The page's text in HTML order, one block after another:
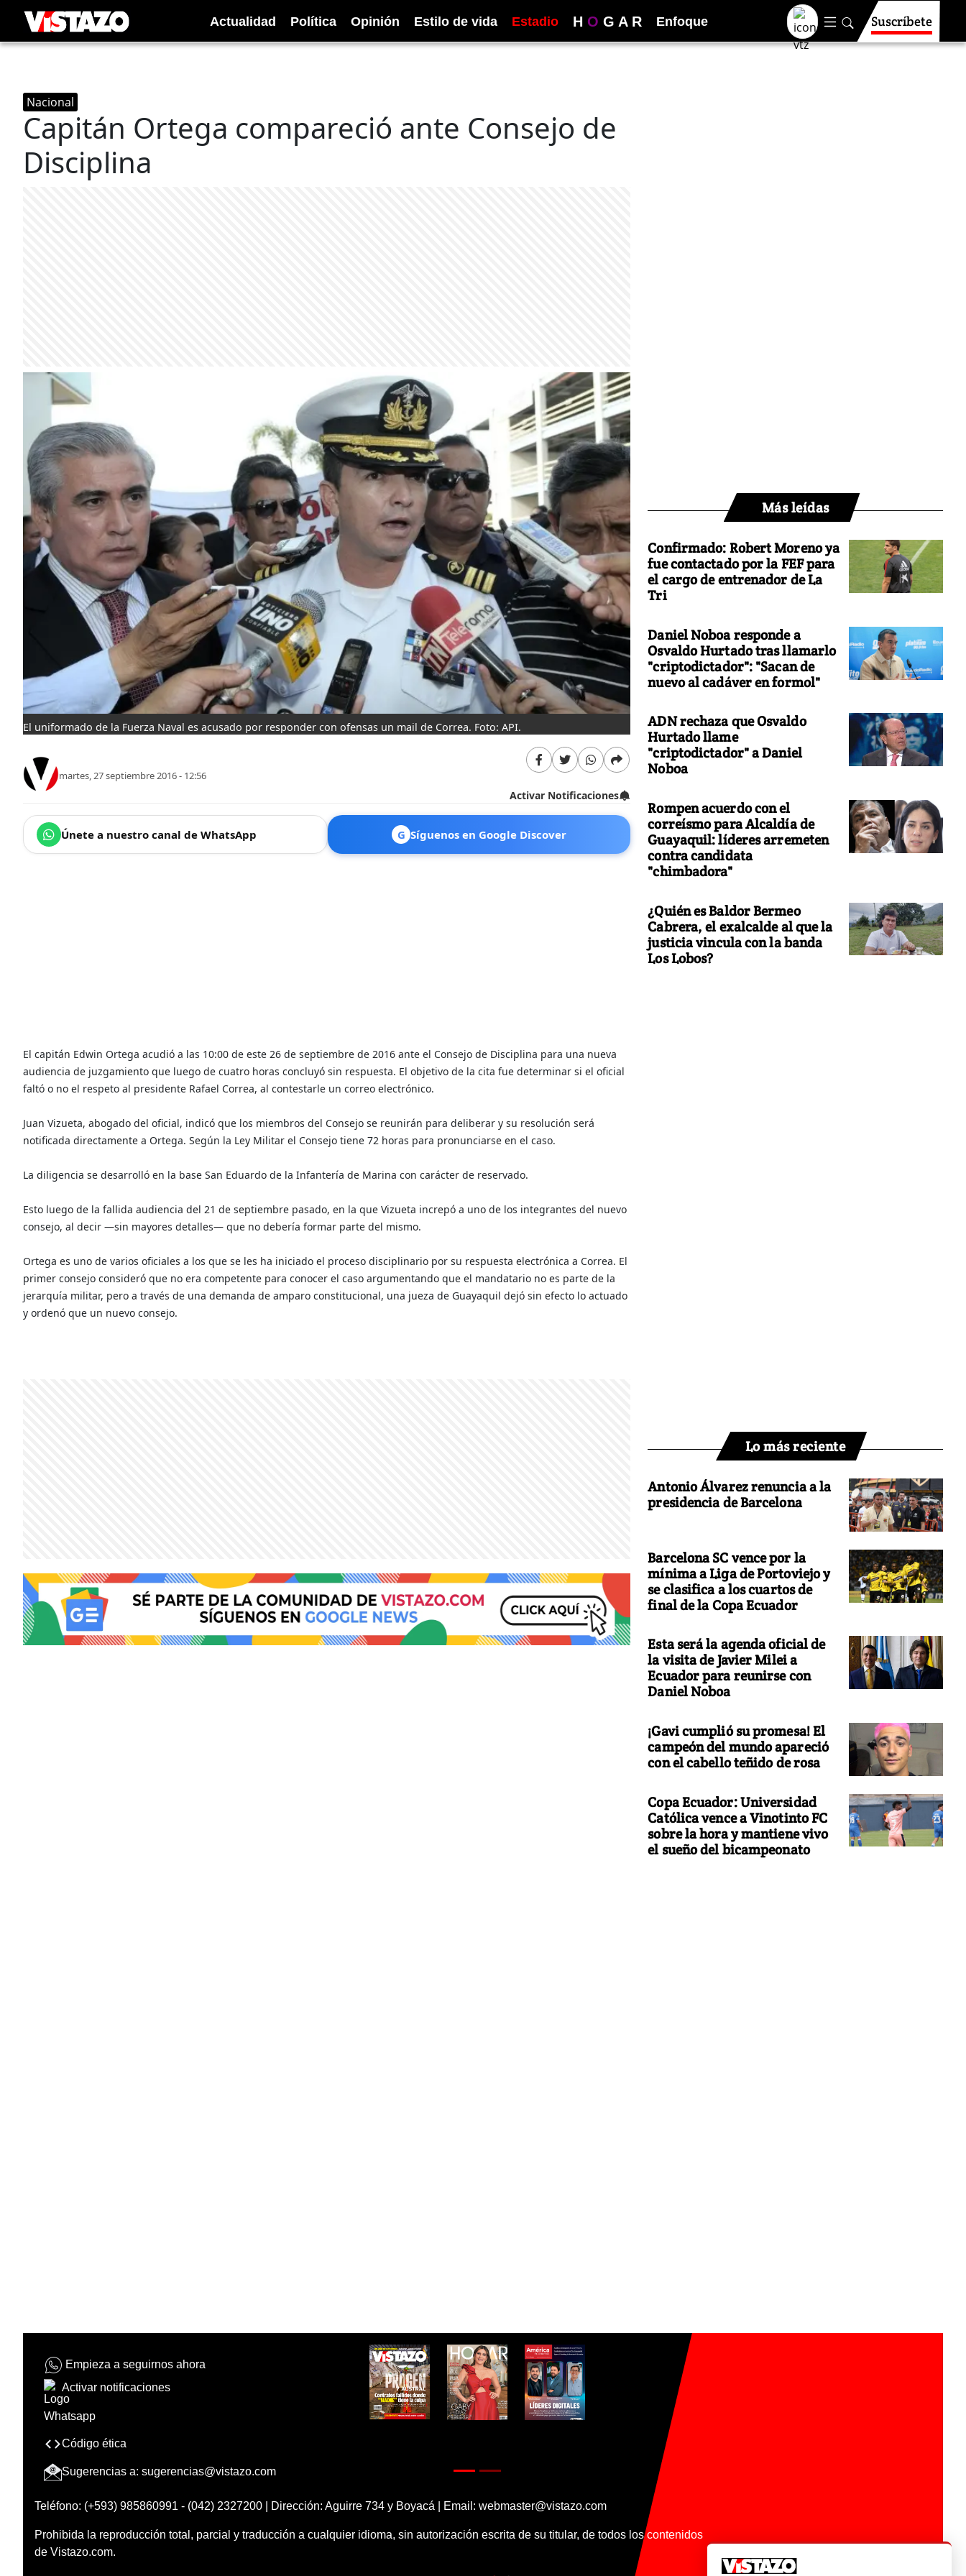
Actualidad Política Opinión Estilo de vida Estadio H O G A R Enfoque Suscríbete
Nacional
Capitán Ortega compareció ante Consejo de
Disciplina
El uniformado de la Fuerza Naval es acusado por responder con ofensas un mail de Correa. Foto: API.
martes, 27 septiembre 2016 - 12:56
Activar Notificaciones
Únete a nuestro canal de WhatsApp G Síguenos en Google Discover
El capitán Edwin Ortega acudió a las 10:00 de este 26 de septiembre de 2016 ante el Consejo de Disciplina para una nueva
audiencia de juzgamiento que luego de cuatro horas concluyó sin respuesta. El objetivo de la cita fue determinar si el oficial
faltó o no el respeto al presidente Rafael Correa, al contestarle un correo electrónico.
Juan Vizueta, abogado del oficial, indicó que los miembros del Consejo se reunirán para deliberar y su resolución será
notificada directamente a Ortega. Según la Ley Militar el Consejo tiene 72 horas para pronunciarse en el caso.
La diligencia se desarrolló en la base San Eduardo de la Infantería de Marina con carácter de reservado.
Esto luego de la fallida audiencia del 21 de septiembre pasado, en la que Vizueta increpó a uno de los integrantes del nuevo
consejo, al decir —sin mayores detalles— que no debería formar parte del mismo.
Ortega es uno de varios oficiales a los que se les ha iniciado el proceso disciplinario por su respuesta electrónica a Correa. El
primer consejo consideró que no era competente para conocer el caso argumentando que el mandatario no es parte de la
jerarquía militar, pero a través de una demanda de amparo constitucional, una jueza de Guayaquil dejó sin efecto lo actuado
y ordenó que un nuevo consejo.
Más leídas
Confirmado: Robert Moreno ya
fue contactado por la FEF para
el cargo de entrenador de La
Tri
Daniel Noboa responde a
Osvaldo Hurtado tras llamarlo
"criptodictador": "Sacan de
nuevo al cadáver en formol"
ADN rechaza que Osvaldo
Hurtado llame
"criptodictador" a Daniel
Noboa
Rompen acuerdo con el
correísmo para Alcaldía de
Guayaquil: líderes arremeten
contra candidata
"chimbadora"
¿Quién es Baldor Bermeo
Cabrera, el exalcalde al que la
justicia vincula con la banda
Los Lobos?
Lo más reciente
Antonio Álvarez renuncia a la
presidencia de Barcelona
Barcelona SC vence por la
mínima a Liga de Portoviejo y
se clasifica a los cuartos de
final de la Copa Ecuador
Esta será la agenda oficial de
la visita de Javier Milei a
Ecuador para reunirse con
Daniel Noboa
¡Gavi cumplió su promesa! El
campeón del mundo apareció
con el cabello teñido de rosa
Copa Ecuador: Universidad
Católica vence a Vinotinto FC
sobre la hora y mantiene vivo
el sueño del bicampeonato
Empieza a seguirnos ahora
Activar notificaciones
Código ética
Sugerencias a: sugerencias@vistazo.com
Teléfono: (+593) 985860991 - (042) 2327200 | Dirección: Aguirre 734 y Boyacá | Email: webmaster@vistazo.com
Prohibida la reproducción total, parcial y traducción a cualquier idioma, sin autorización escrita de su titular, de todos los contenidos
de Vistazo.com.